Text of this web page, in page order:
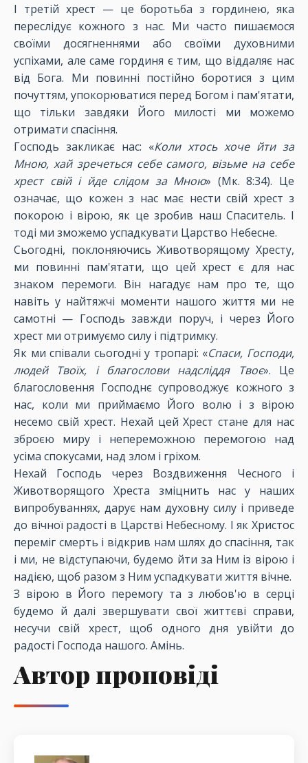
І третій хрест — це боротьба з гординею, яка
переслідує кожного з нас. Ми часто пишаємося
своїми досягненнями або своїми духовними
успіхами, але саме гординя є тим, що віддаляє нас
від Бога. Ми повинні постійно боротися з цим
почуттям, упокорюватися перед Богом і пам'ятати,
що тільки завдяки Його милості ми можемо
отримати спасіння.
Господь закликає нас: «Коли хтось хоче йти за
Мною, хай зречеться себе самого, візьме на себе
хрест свій і йде слідом за Мною» (Мк. 8:34). Це
означає, що кожен з нас має нести свій хрест з
покорою і вірою, як це зробив наш Спаситель. І
тоді ми зможемо успадкувати Царство Небесне.
Сьогодні, поклоняючись Животворящому Хресту,
ми повинні пам'ятати, що цей хрест є для нас
знаком перемоги. Він нагадує нам про те, що
навіть у найтяжчі моменти нашого життя ми не
самотні — Господь завжди поруч, і через Його
хрест ми отримуємо силу і підтримку.
Як ми співали сьогодні у тропарі: «Спаси, Господи,
людей Твоїх, і благослови надсліддя Твоє». Це
благословення Господнє супроводжує кожного з
нас, коли ми приймаємо Його волю і з вірою
несемо свій хрест. Нехай цей Хрест стане для нас
зброєю миру і непереможною перемогою над
усіма спокусами, над злом і гріхом.
Нехай Господь через Воздвиження Чесного і
Животворящого Хреста зміцнить нас у наших
випробуваннях, дарує нам духовну силу і приведе
до вічної радості в Царстві Небесному. І як Христос
переміг смерть і відкрив нам шлях до спасіння, так
і ми, не відступаючи, будемо йти за Ним із вірою і
надією, щоб разом з Ним успадкувати життя вічне.
З вірою в Його перемогу та з любов'ю в серці
будемо й далі звершувати свої життєві справи,
несучи свій хрест, щоб одного дня увійти до
радості Господа нашого. Амінь.
Автор проповіді